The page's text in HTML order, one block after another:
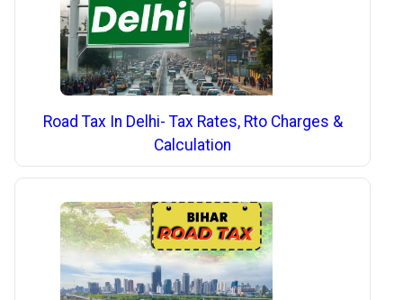
Road Tax In Delhi- Tax Rates, Rto Charges &
Calculation